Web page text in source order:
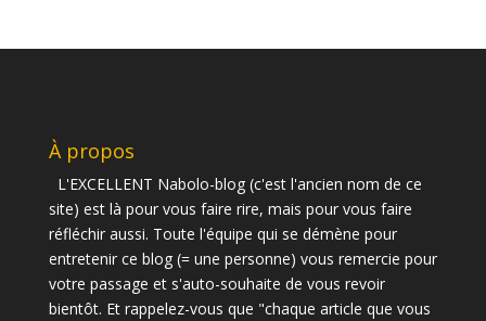
À propos
L'EXCELLENT Nabolo-blog (c'est l'ancien nom de ce
site) est là pour vous faire rire, mais pour vous faire
réfléchir aussi. Toute l'équipe qui se démène pour
entretenir ce blog (= une personne) vous remercie pour
votre passage et s'auto-souhaite de vous revoir
bientôt. Et rappelez-vous que "chaque article que vous